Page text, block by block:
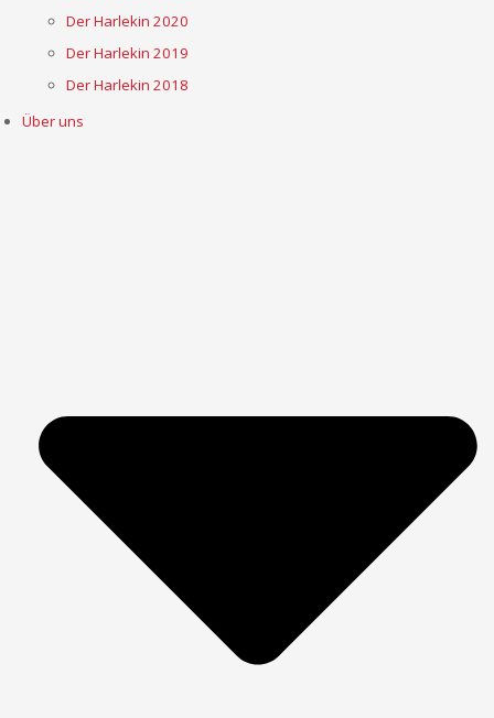
Der Harlekin 2020
Der Harlekin 2019
Der Harlekin 2018
Über uns